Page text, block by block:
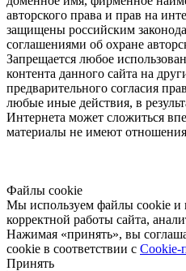
авторского права и прав на
защищены российским
соглашениями об охране
Запрещается любое
контента данного сайта на
предварительного согласия
любые иные действия, в
Интернета может сложиться
материалы не имеют
Файлы cookie
Мы используем файлы cookie и
корректной работы сайта,
Нажимая «принять», вы
cookie в соответствии с Cookie-
Принять